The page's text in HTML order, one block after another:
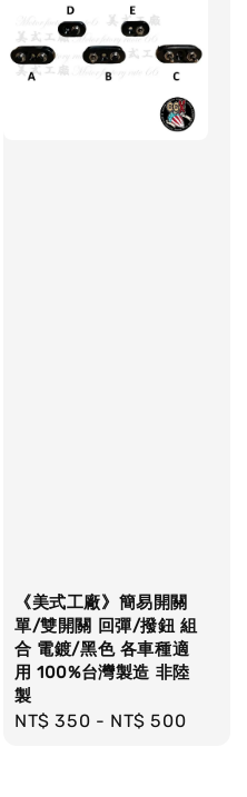
《美式工廠》簡易開關
單/雙開關 回彈/撥鈕 組
合 電鍍/黑色 各車種適
用 100%台灣製造 非陸
製
Regular
NT$ 350 - NT$ 500